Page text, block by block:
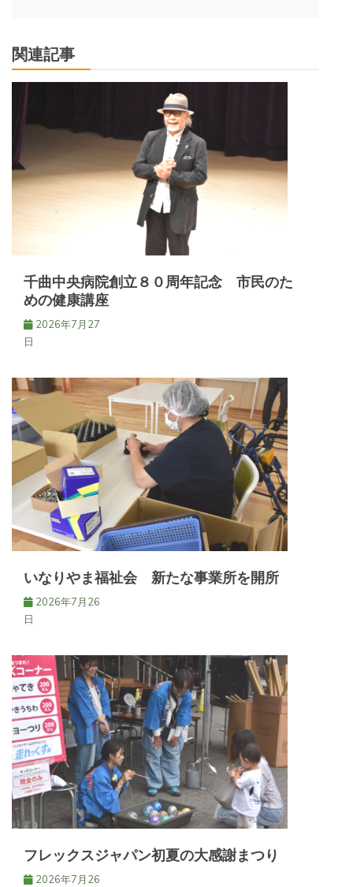
ビ
ゲ
ー
シ
ョ
ン
関連記事
千曲中央病院創立８０周年記念 市民のた
めの健康講座
2026年7月27
日
いなりやま福祉会 新たな事業所を開所
2026年7月26
日
フレックスジャパン初夏の大感謝まつり
2026年7月26